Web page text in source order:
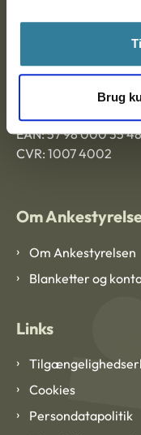
Brug
Ankestyrelsen
Ankestyrelsen
EAN: 57 98 000 35
CVR: 1007 4002
Om
Om Ankestyrelsen
Blanketter og
Links
Cookies
Persondatapolitik